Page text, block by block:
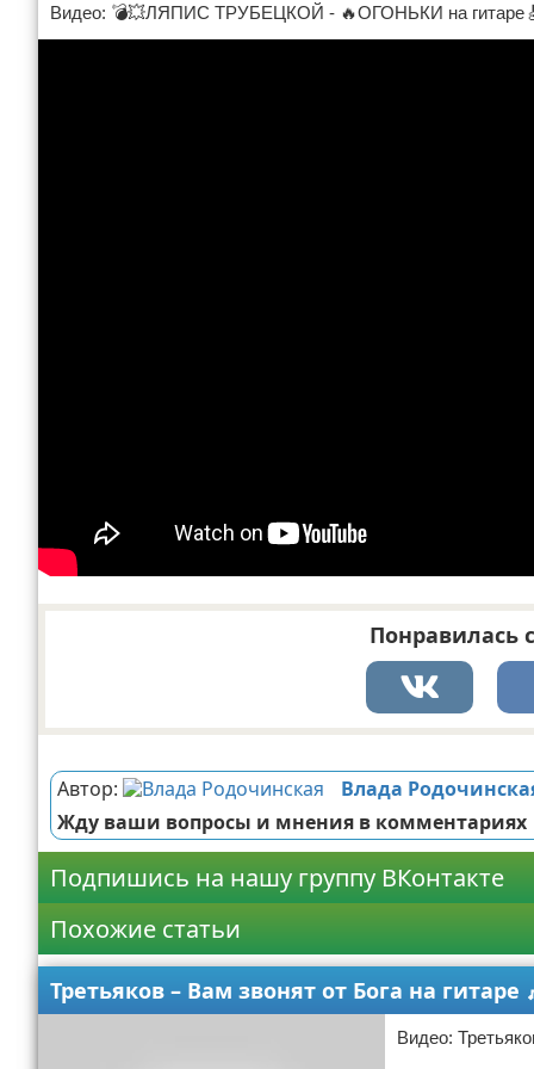
Видео: 💣💥ЛЯПИС ТРУБЕЦКОЙ - 🔥ОГОНЬКИ на
Понравилась
Автор: Влада
Жду ваши вопросы и мнения в комментариях
Подпишись на нашу группу ВКонтакте
Похожие статьи
Третьяков – Вам звонят от Бога на
Видео: